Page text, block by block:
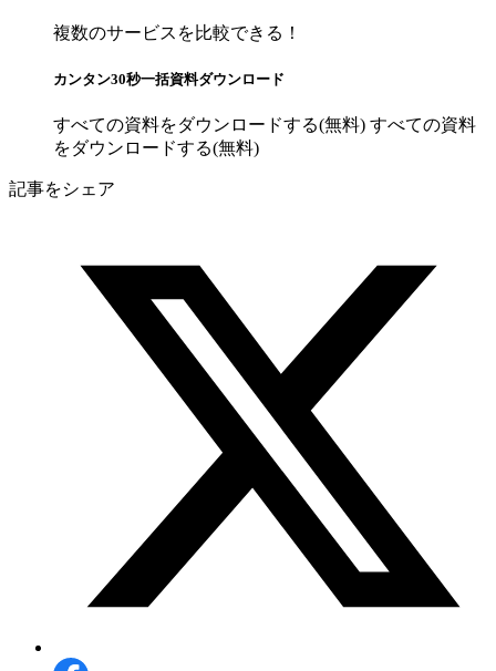
複数のサービスを比較できる！
カンタン30秒一括資料ダウンロード
すべての資料をダウンロードする(無料) すべての資料
をダウンロードする(無料)
記事をシェア